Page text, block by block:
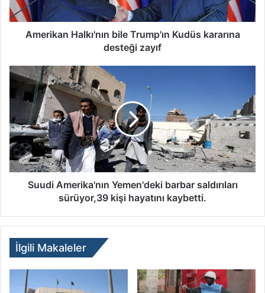
Amerikan Halkı'nın bile Trump'ın Kudüs kararına
desteği zayıf
Suudi Amerika'nın Yemen'deki barbar saldırıları
sürüyor,39 kişi hayatını kaybetti.
İlgili Makaleler